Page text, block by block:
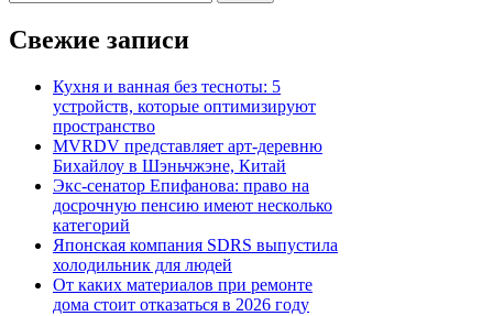
Свежие записи
Кухня и ванная без тесноты: 5
устройств, которые оптимизируют
пространство
MVRDV представляет арт-деревню
Бихайлоу в Шэньчжэне, Китай
Экс-сенатор Епифанова: право на
досрочную пенсию имеют несколько
категорий
Японская компания SDRS выпустила
холодильник для людей
От каких материалов при ремонте
дома стоит отказаться в 2026 году